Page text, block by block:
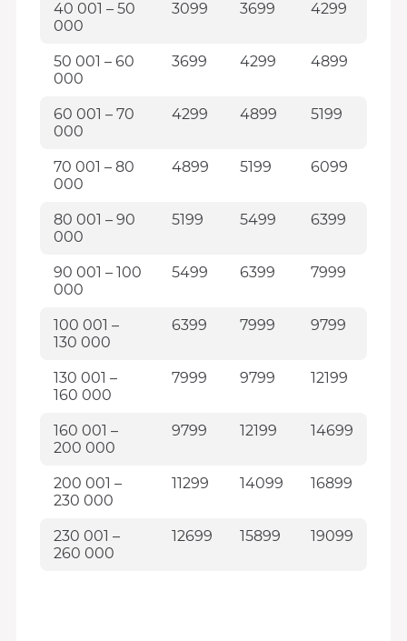
40 001 – 50
000
3099 3699 4299
50 001 – 60
000
3699 4299 4899
60 001 – 70
000
4299 4899 5199
70 001 – 80
000
4899 5199 6099
80 001 – 90
000
5199 5499 6399
90 001 – 100
000
5499 6399 7999
100 001 –
130 000
6399 7999 9799
130 001 –
160 000
7999 9799 12199
160 001 –
200 000
9799 12199 14699
200 001 –
230 000
11299 14099 16899
230 001 –
260 000
12699 15899 19099